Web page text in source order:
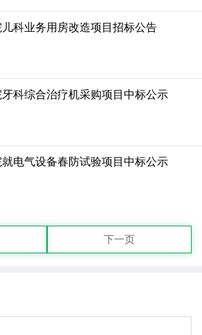
科业务用房改造项目招标公告
科综合治疗机采购项目中标公示
电气设备春防试验项目中标公示
下一页